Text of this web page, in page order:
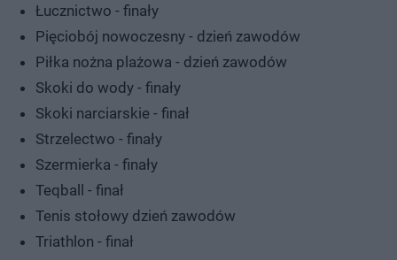
Łucznictwo - finały
Pięciobój nowoczesny - dzień zawodów
Piłka nożna plażowa - dzień zawodów
Skoki do wody - finały
Skoki narciarskie - finał
Strzelectwo - finały
Szermierka - finały
Teqball - finał
Tenis stołowy dzień zawodów
Triathlon - finał